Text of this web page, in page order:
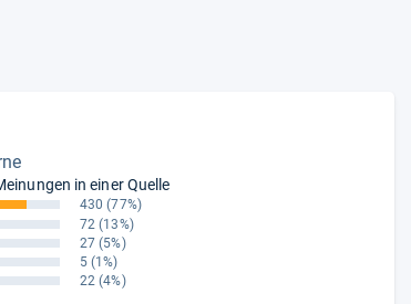
in einer Quelle
430 (77%)
72 (13%)
27 (5%)
5 (1%)
22 (4%)